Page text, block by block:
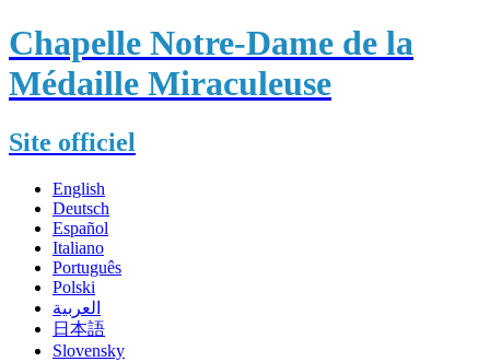
Chapelle Notre-Dame de la
Médaille Miraculeuse
Site officiel
English
Deutsch
Español
Italiano
Português
Polski
العربية
日本語
Slovensky